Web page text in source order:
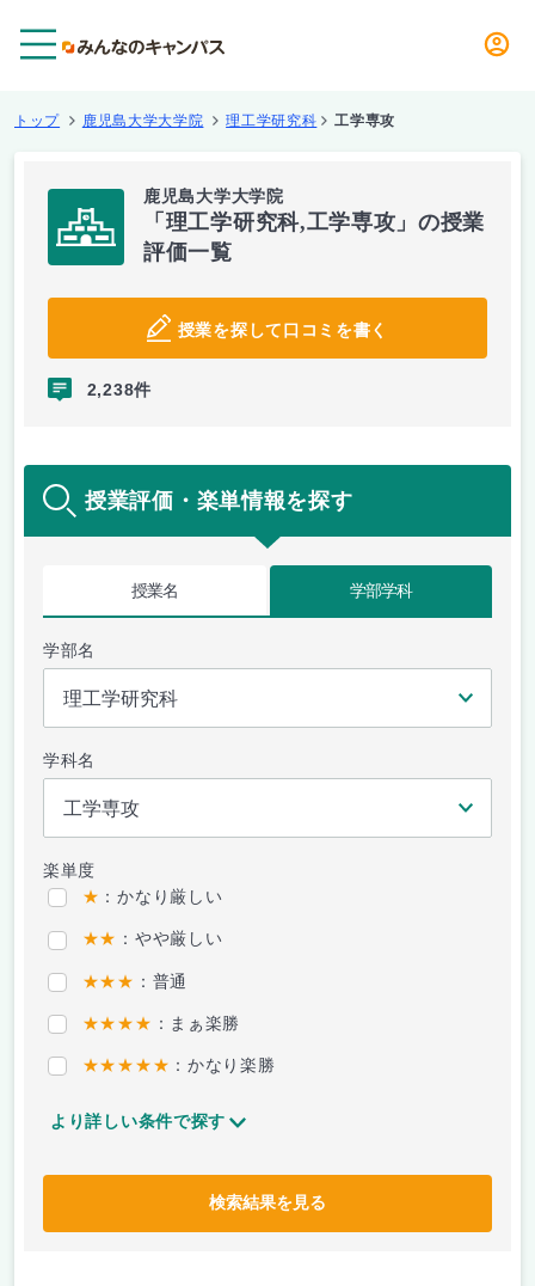
トップ 鹿児島大学大学院 理工学研究科 工学専攻
鹿児島大学大学院
「理工学研究科,工学専攻」の授業
評価一覧
授業を探して口コミを書く
2,238件
授業評価・楽単情報を探す
授業名 学部学科
学部名
学科名
楽単度
★ ：かなり厳しい
★★ ：やや厳しい
★★★ ：普通
★★★★ ：まぁ楽勝
★★★★★ ：かなり楽勝
より詳しい条件で探す
検索結果を見る